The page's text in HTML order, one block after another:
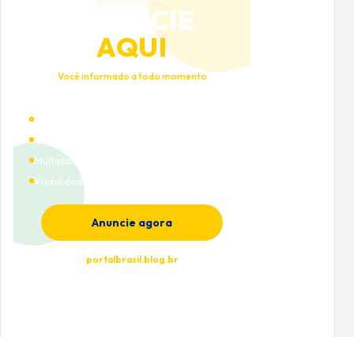
ANUNCIE
AQUI
Você informado a todo momento
Cobertura nacional
Múltiplas categorias
Visibilidade premium
Anuncie agora
portalbrasil.blog.br